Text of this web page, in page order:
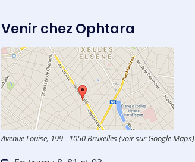
Venir chez Ophtara
Avenue Louise, 199 - 1050 Bruxelles (voir sur Google Maps)